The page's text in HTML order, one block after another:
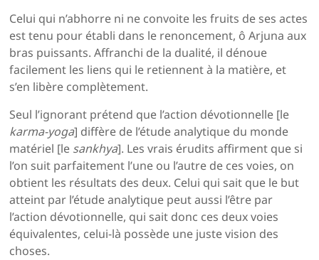
Celui qui n’abhorre ni ne convoite les fruits de ses actes
est tenu pour établi dans le renoncement, ô Arjuna aux
bras puissants. Affranchi de la dualité, il dénoue
facilement les liens qui le retiennent à la matière, et
s’en libère complètement.
Seul l’ignorant prétend que l’action dévotionnelle [le
karma-yoga] diffère de l’étude analytique du monde
matériel [le sankhya]. Les vrais érudits affirment que si
l’on suit parfaitement l’une ou l’autre de ces voies, on
obtient les résultats des deux. Celui qui sait que le but
atteint par l’étude analytique peut aussi l’être par
l’action dévotionnelle, qui sait donc ces deux voies
équivalentes, celui-là possède une juste vision des
choses.